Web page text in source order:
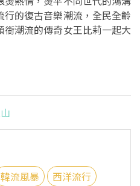
的復古音樂潮流，全民全齡
潮流的傳奇女王比莉一起大
韓流風暴 西洋流行